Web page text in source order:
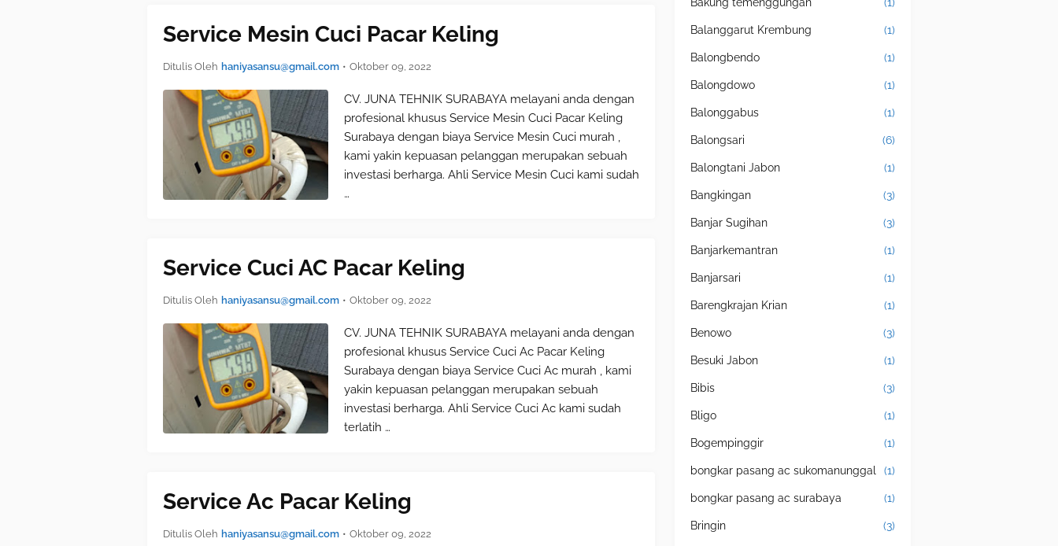
Service Mesin Cuci Pacar Keling
Ditulis Oleh haniyasansu@gmail.com • Oktober 09, 2022
CV. JUNA TEHNIK SURABAYA melayani anda dengan
profesional khusus Service Mesin Cuci Pacar Keling
Surabaya dengan biaya Service Mesin Cuci murah ,
kami yakin kepuasan pelanggan merupakan sebuah
investasi berharga. Ahli Service Mesin Cuci kami sudah
…
Service Cuci AC Pacar Keling
Ditulis Oleh haniyasansu@gmail.com • Oktober 09, 2022
CV. JUNA TEHNIK SURABAYA melayani anda dengan
profesional khusus Service Cuci Ac Pacar Keling
Surabaya dengan biaya Service Cuci Ac murah , kami
yakin kepuasan pelanggan merupakan sebuah
investasi berharga. Ahli Service Cuci Ac kami sudah
terlatih …
Service Ac Pacar Keling
Ditulis Oleh haniyasansu@gmail.com • Oktober 09, 2022
Balanggarut Krembung (1)
Balongbendo (1)
Balongdowo (1)
Balonggabus (1)
Balongsari (6)
Balongtani Jabon (1)
Bangkingan (3)
Banjar Sugihan (3)
Banjarkemantran (1)
Banjarsari (1)
Barengkrajan Krian (1)
Benowo (3)
Besuki Jabon (1)
Bibis (3)
Bligo (1)
Bogempinggir (1)
bongkar pasang ac sukomanunggal (1)
bongkar pasang ac surabaya (1)
Bringin (3)